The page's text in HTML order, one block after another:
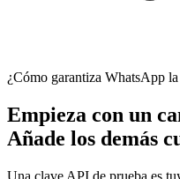
¿Cómo garantiza WhatsApp
Empieza con un
Añade los demás
Una clave API de prueba es